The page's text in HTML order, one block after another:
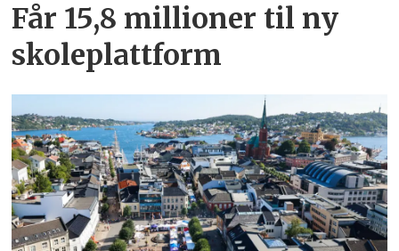
Får 15,8 millioner til ny
skoleplattform